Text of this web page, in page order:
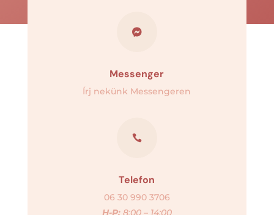

Messenger
Írj nekünk Messengeren

Telefon
06 30 990 3706
H-P:8:00 – 14:00